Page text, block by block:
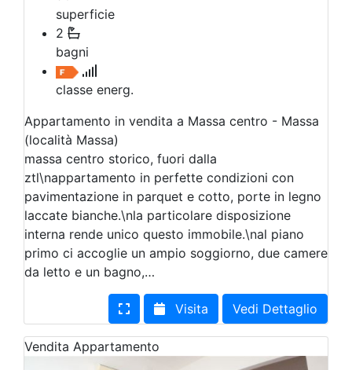
superficie
2
bagni
classe energ.
Appartamento in vendita a Massa centro - Massa
(località Massa)
massa centro storico, fuori dalla
ztl\nappartamento in perfette condizioni con
pavimentazione in parquet e cotto, porte in legno
laccate bianche.\nla particolare disposizione
interna rende unico questo immobile.\nal piano
primo ci accoglie un ampio soggiorno, due camere
da letto e un bagno,…
Visita Vedi Dettaglio
Vendita Appartamento